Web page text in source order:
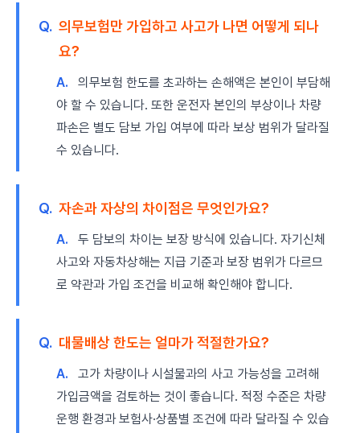
Q. 의무보험만 가입하고 사고가 나면 어떻게 되나
요?
A.
의무보험 한도를 초과하는 손해액은 본인이 부담해
야 할 수 있습니다. 또한 운전자 본인의 부상이나 차량
파손은 별도 담보 가입 여부에 따라 보상 범위가 달라질
수 있습니다.
Q. 자손과 자상의 차이점은 무엇인가요?
A.
두 담보의 차이는 보장 방식에 있습니다. 자기신체
사고와 자동차상해는 지급 기준과 보장 범위가 다르므
로 약관과 가입 조건을 비교해 확인해야 합니다.
Q. 대물배상 한도는 얼마가 적절한가요?
A.
고가 차량이나 시설물과의 사고 가능성을 고려해
가입금액을 검토하는 것이 좋습니다. 적정 수준은 차량
운행 환경과 보험사·상품별 조건에 따라 달라질 수 있습